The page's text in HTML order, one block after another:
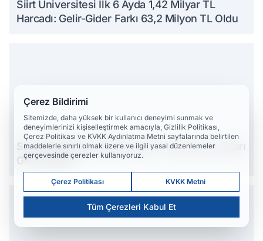
Siirt Üniversitesi İlk 6 Ayda 1,42 Milyar TL
Harcadı: Gelir-Gider Farkı 63,2 Milyon TL Oldu
Siirt'te Belediye Başkanlarının Yakın Korumaları
Geri Çekildi
Çerez Bildirimi
Sitemizde, daha yüksek bir kullanıcı deneyimi sunmak ve
deneyimlerinizi kişiselleştirmek amacıyla, Gizlilik Politikası,
Çerez Politikası ve KVKK Aydınlatma Metni sayfalarında belirtilen
maddelerle sınırlı olmak üzere ve ilgili yasal düzenlemeler
çerçevesinde çerezler kullanıyoruz.
Çerez Politikası KVKK Metni
Tüm Çerezleri Kabul Et